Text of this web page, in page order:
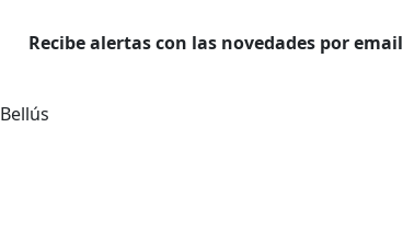
Recibe alertas con las novedades por email
Bellús